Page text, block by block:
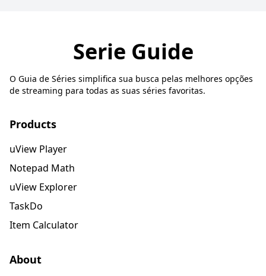
Serie Guide
O Guia de Séries simplifica sua busca pelas melhores opções
de streaming para todas as suas séries favoritas.
Products
uView Player
Notepad Math
uView Explorer
TaskDo
Item Calculator
About